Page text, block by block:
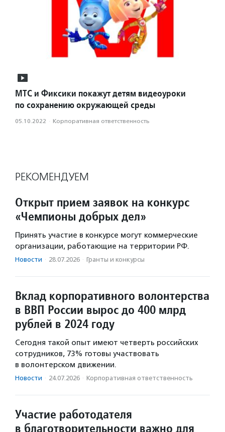
МТС и Фиксики покажут детям видеоуроки
по сохранению окружающей среды
05.10.2022 · Корпоративная ответственность
РЕКОМЕНДУЕМ
Открыт прием заявок на конкурс
«Чемпионы добрых дел»
Принять участие в конкурсе могут коммерческие
организации, работающие на территории РФ.
Новости · 28.07.2026 · Гранты и конкурсы
Вклад корпоративного волонтерства
в ВВП России вырос до 400 млрд
рублей в 2024 году
Сегодня такой опыт имеют четверть российских
сотрудников, 73% готовы участвовать
в волонтерском движении.
Новости · 24.07.2026 · Корпоративная ответственность
Участие работодателя
в благотворительности важно для